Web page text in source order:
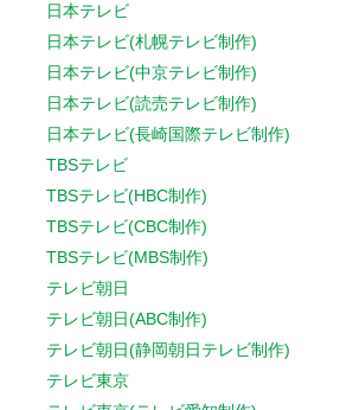
日本テレビ
日本テレビ(札幌テレビ制作)
日本テレビ(中京テレビ制作)
日本テレビ(読売テレビ制作)
日本テレビ(長崎国際テレビ制作)
TBSテレビ
TBSテレビ(HBC制作)
TBSテレビ(CBC制作)
TBSテレビ(MBS制作)
テレビ朝日
テレビ朝日(ABC制作)
テレビ朝日(静岡朝日テレビ制作)
テレビ東京